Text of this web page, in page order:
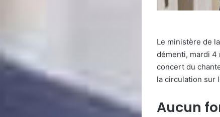
Le ministère de
démenti, mardi 4
concert du
la circulation sur
Aucun